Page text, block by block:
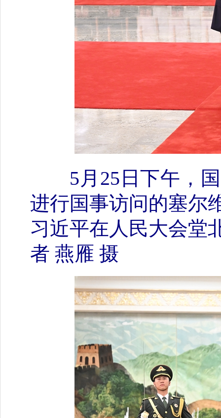
5月25日下午，
进行国事访问的塞尔
习近平在人民大会堂
者 燕雁 摄